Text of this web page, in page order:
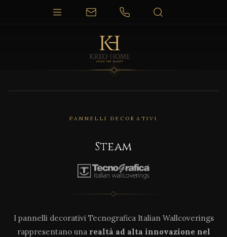
PANNELLI DECORATIVI
Steam
I pannelli decorativi Tecnografica Italian Wallcoverings
rappresentano una realtà ad alta innovazione nel